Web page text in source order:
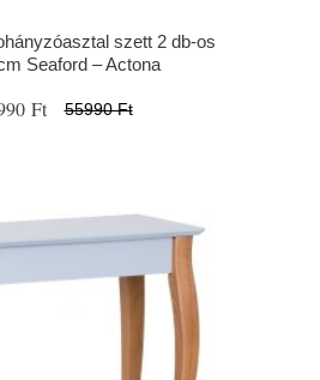
szett 2 db-os
Seaford – Actona
Ft 55990 Ft